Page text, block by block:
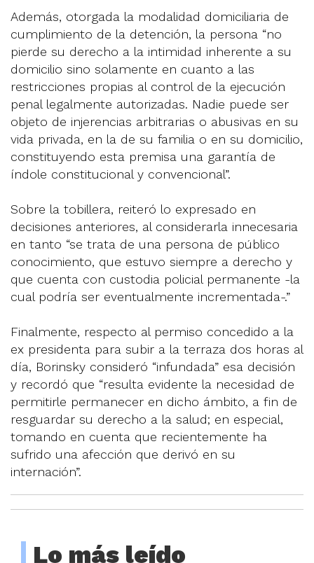
Además, otorgada la modalidad domiciliaria de
cumplimiento de la detención, la persona “no
pierde su derecho a la intimidad inherente a su
domicilio sino solamente en cuanto a las
restricciones propias al control de la ejecución
penal legalmente autorizadas. Nadie puede ser
objeto de injerencias arbitrarias o abusivas en su
vida privada, en la de su familia o en su domicilio,
constituyendo esta premisa una garantía de
índole constitucional y convencional”.
Sobre la tobillera, reiteró lo expresado en
decisiones anteriores, al considerarla innecesaria
en tanto “se trata de una persona de público
conocimiento, que estuvo siempre a derecho y
que cuenta con custodia policial permanente -la
cual podría ser eventualmente incrementada-.”
Finalmente, respecto al permiso concedido a la
ex presidenta para subir a la terraza dos horas al
día, Borinsky consideró “infundada” esa decisión
y recordó que “resulta evidente la necesidad de
permitirle permanecer en dicho ámbito, a fin de
resguardar su derecho a la salud; en especial,
tomando en cuenta que recientemente ha
sufrido una afección que derivó en su
internación”.
Lo más leído